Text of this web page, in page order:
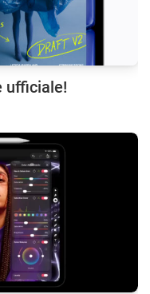
ufficiale!